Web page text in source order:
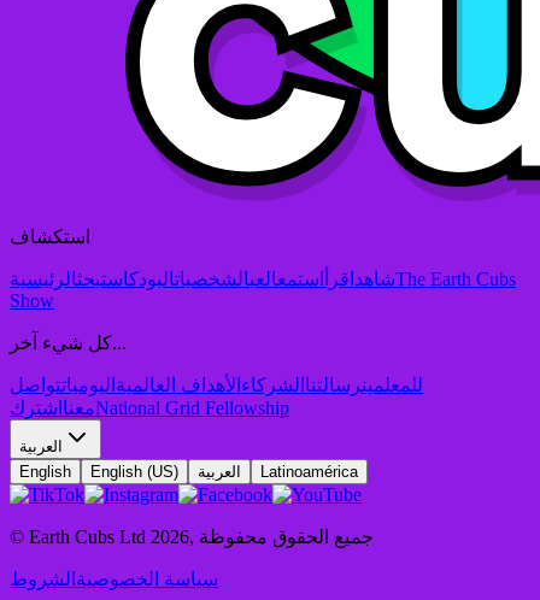
استكشاف
شاهد اقرأ استمعالعبالشخصياتالبودكاستبحثالرئيسية
The Earth Cubs
Show
كل شيء آخر...
للمعلمينرسالتنا الشركاء الأهداف العالمية اليومياتتواصل
معنا اشترك National Grid Fellowship
العربية
English
English (US) العربية Latinoamérica
© Earth Cubs Ltd 2026, جميع الحقوق محفوظة
سياسة الخصوصية الشروط